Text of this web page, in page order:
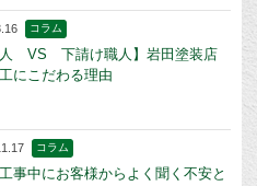
コラム
人 VS 下請け職人】岩田塗装店
にこだわる理由
コラム
事中にお客様からよく聞く不安と